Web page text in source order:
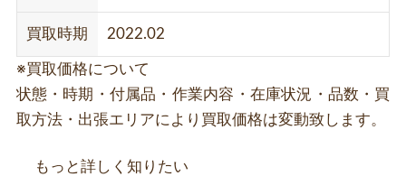
買取時期 2022.02
※買取価格について
状態・時期・付属品・作業内容・在庫状況・品数・買
取方法・出張エリアにより買取価格は変動致します。
もっと詳しく知りたい